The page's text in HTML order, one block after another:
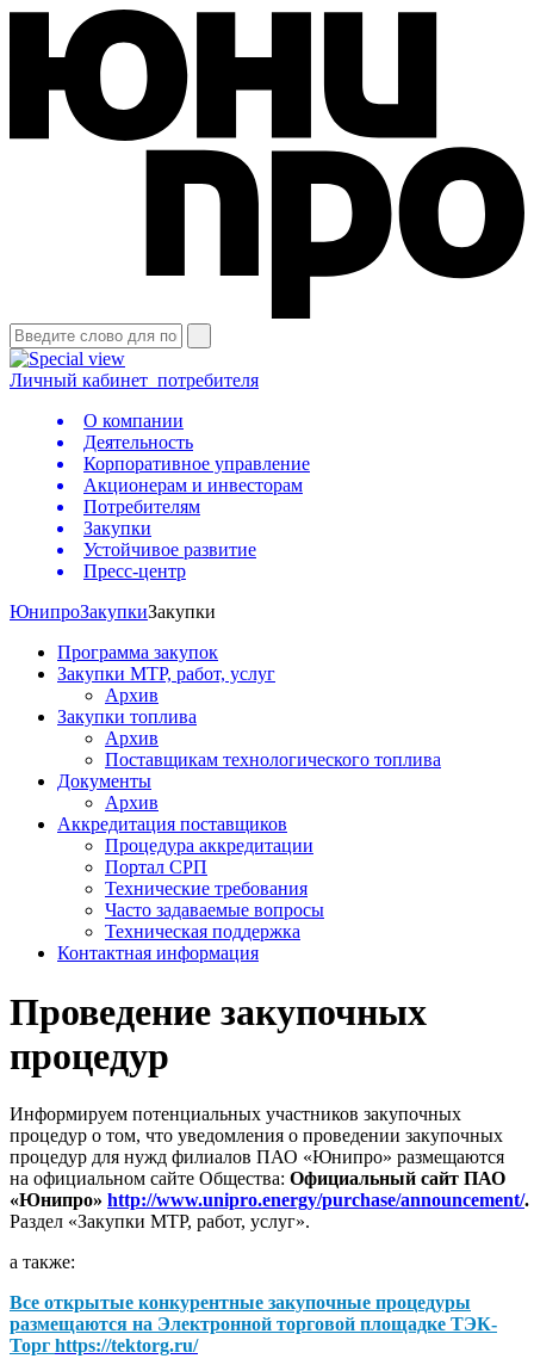
Личный кабинет потребителя
О компании
Деятельность
Корпоративное управление
Акционерам и инвесторам
Потребителям
Закупки
Устойчивое развитие
Пресс-центр
ЮнипроЗакупкиЗакупки
Программа закупок
Закупки МТР, работ, услуг
Архив
Закупки топлива
Архив
Поставщикам технологического топлива
Документы
Архив
Аккредитация поставщиков
Процедура аккредитации
Портал СРП
Технические требования
Часто задаваемые вопросы
Техническая поддержка
Контактная информация
Проведение закупочных
процедур
Информируем потенциальных участников закупочных
процедур о том, что уведомления о проведении закупочных
процедур для нужд филиалов ПАО «Юнипро» размещаются
на официальном сайте Общества: Официальный сайт ПАО
«Юнипро» http://www.unipro.energy/purchase/announcement/.
Раздел «Закупки МТР, работ, услуг».
а также:
Все открытые конкурентные закупочные процедуры
размещаются на Электронной торговой площадке ТЭК-
Торг https://tektorg.ru/